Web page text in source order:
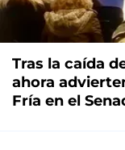
Tras la caída
ahora
Fría en el